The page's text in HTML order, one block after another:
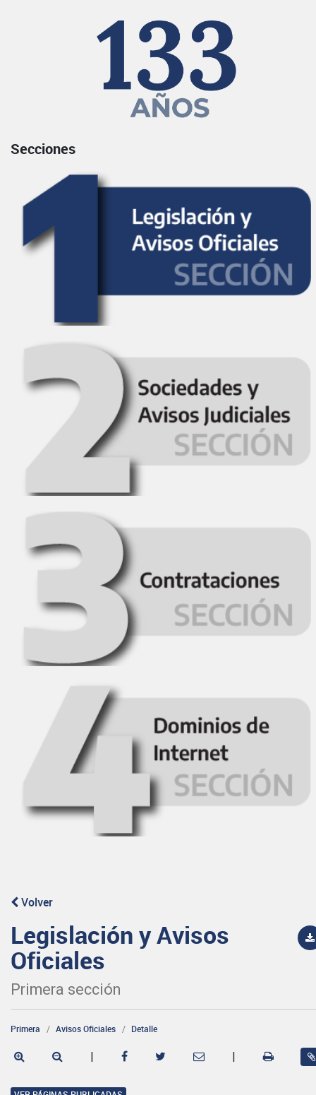
Secciones
Volver
Legislación y Avisos
Oficiales
Primera sección
Primera Avisos Oficiales Detalle
| |